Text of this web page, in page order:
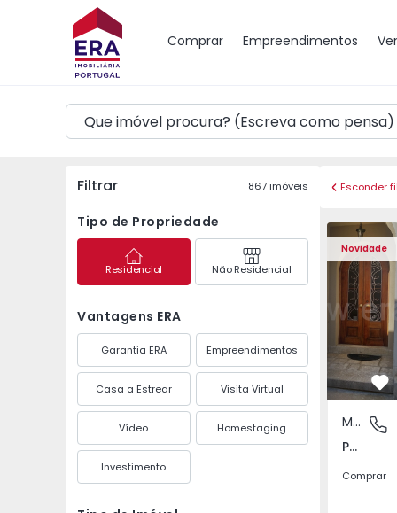
Comprar Empreendimentos
Mapa
Filtrar 867imóveis
Tipo de Propriedade
Residencial Não Residencial
Vantagens ERA
Garantia ERA Empreendimentos
Casa a Estrear Visita Virtual
Vídeo Homestaging
Investimento
Esconder
Novidade
Moradia T10 Porto,
Moradia
Moradia
Paranhos, Porto
Comprar